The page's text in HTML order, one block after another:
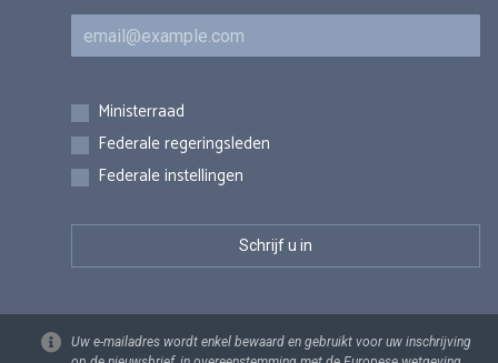
E-mail
Inschrijvingen
Ministerraad
Federale regeringsleden
Federale instellingen
Uw e-mailadres wordt enkel bewaard en gebruikt voor uw inschrijving